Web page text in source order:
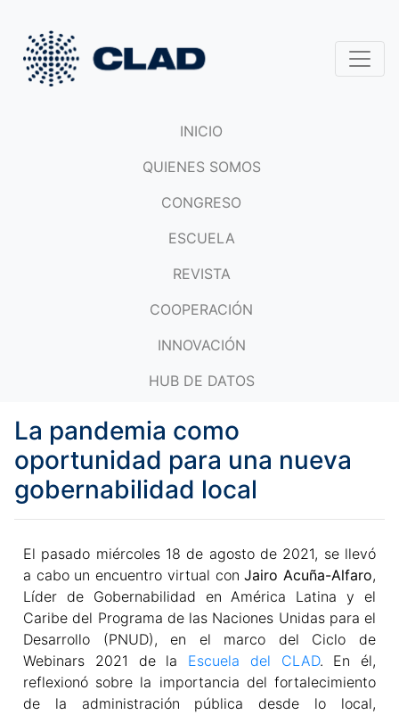
INICIO
QUIENES SOMOS
CONGRESO
ESCUELA
REVISTA
COOPERACIÓN
INNOVACIÓN
HUB DE DATOS
La pandemia como
oportunidad para una nueva
gobernabilidad local
El pasado miércoles 18 de agosto de 2021, se llevó
a cabo un encuentro virtual conJairo Acuña-Alfaro,
Líder de Gobernabilidad en América Latina y el
Caribe del Programa de las Naciones Unidas para el
Desarrollo (PNUD), en el marco del Ciclo de
Webinars 2021 de la Escuela del CLAD. En él,
reflexionó sobre la importancia del fortalecimiento
de la administración pública desde lo local,